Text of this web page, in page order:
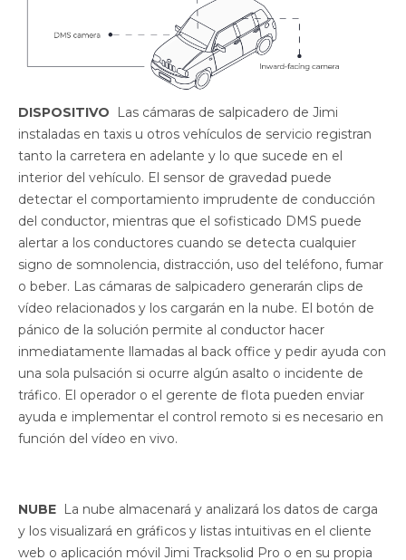
DISPOSITIVO Las cámaras de salpicadero de Jimi
instaladas en taxis u otros vehículos de servicio registran
tanto la carretera en adelante y lo que sucede en el
interior del vehículo. El sensor de gravedad puede
detectar el comportamiento imprudente de conducción
del conductor, mientras que el sofisticado DMS puede
alertar a los conductores cuando se detecta cualquier
signo de somnolencia, distracción, uso del teléfono, fumar
o beber. Las cámaras de salpicadero generarán clips de
vídeo relacionados y los cargarán en la nube. El botón de
pánico de la solución permite al conductor hacer
inmediatamente llamadas al back office y pedir ayuda con
una sola pulsación si ocurre algún asalto o incidente de
tráfico. El operador o el gerente de flota pueden enviar
ayuda e implementar el control remoto si es necesario en
función del vídeo en vivo.
NUBE La nube almacenará y analizará los datos de carga
y los visualizará en gráficos y listas intuitivas en el cliente
web o aplicación móvil Jimi Tracksolid Pro o en su propia